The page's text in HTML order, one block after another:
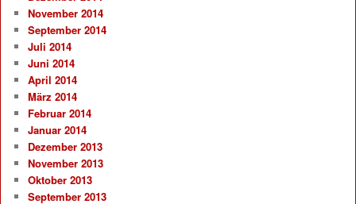
November 2014
September 2014
Juli 2014
Juni 2014
April 2014
März 2014
Februar 2014
Januar 2014
Dezember 2013
November 2013
Oktober 2013
September 2013